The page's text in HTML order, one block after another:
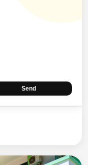
Send